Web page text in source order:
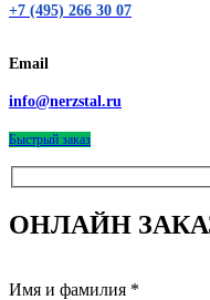
+7 (495) 266 30 07
Email
info@nerzstal.ru
Быстрый заказ
ОНЛАЙН
Имя и фамилия *